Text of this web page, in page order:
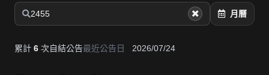
2455 月曆
累計 6 次自結公告最近公告日 2026/07/24